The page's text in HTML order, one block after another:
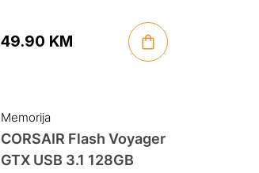
49.90 KM
Memorija
CORSAIR Flash Voyager
GTX USB 3.1 128GB